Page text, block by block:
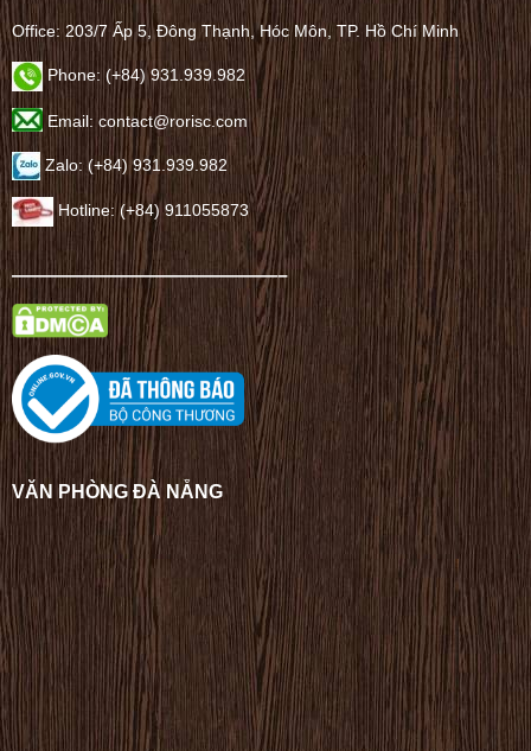
Office: 203/7 Ấp 5, Đông Thạnh, Hóc Môn, TP. Hồ Chí Minh
Phone: (+84) 931.939.982
Email: contact@rorisc.com
Zalo: (+84) 931.939.982
Hotline: (+84) 911055873
——————————————–
VĂN PHÒNG ĐÀ NẴNG